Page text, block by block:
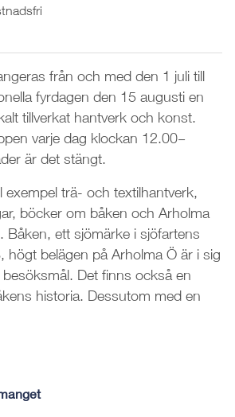
från och med den 1 juli till
fyrdagen den 15 augusti en
tillverkat hantverk och konst.
varje dag klockan 12.00–
är det stängt.
exempel trä- och textilhantverk,
böcker om båken och Arholma
Båken, ett sjömärke i sjöfartens
högt belägen på Arholma Ö är i sig
Det finns också en
historia. Dessutom med en